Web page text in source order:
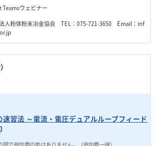
ウェビナー
人粉体粉末冶金協会 TEL：075-721-3650 Email：inf
習法 ～電流・電圧デュアルループフィード
で参加費の差はありません。（参加費一律）